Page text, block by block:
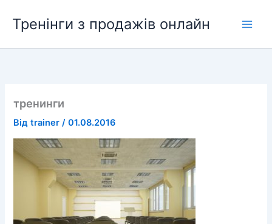
вмісту
Тренінги з продажів онлайн
тренинги
Відtrainer/01.08.2016